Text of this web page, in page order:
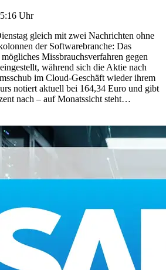
Uhr
gleich mit zwei Nachrichten ohne
der Softwarebranche: Das
Missbrauchsverfahren gegen
während sich die Aktie nach
im Cloud-Geschäft wieder ihrem
notiert aktuell bei 164,34 Euro und gibt
nach – auf Monatssicht steht…